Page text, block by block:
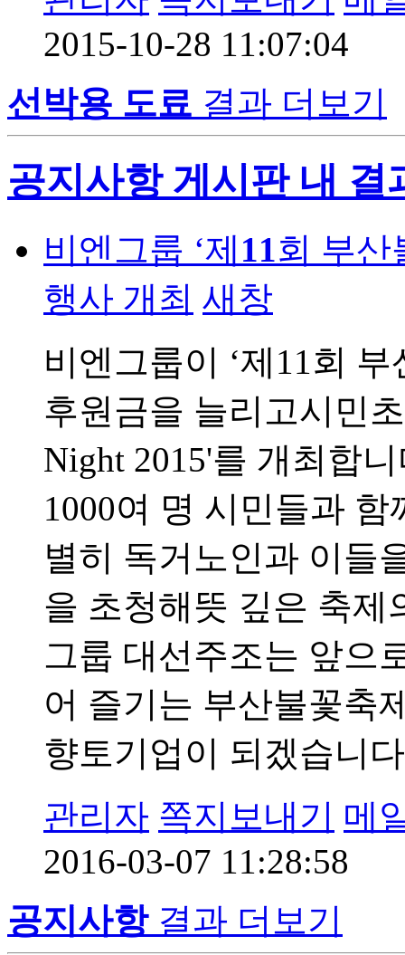
2015-10-28 11:07:04
선박용 도료 결과 더보기
공지사항 게시판 내 결
비엔그룹 ‘제11회 부산
행사 개최 새창
비엔그룹이 ‘제11회
후원금을 늘리고시민
Night 2015'를 개최합
1000여 명 시민들과
별히 독거노인과 이들
을 초청해뜻 깊은 축제
그룹 대선주조는 앞으
어 즐기는 부산불꽃축
향토기업이 되겠습니
관리자 쪽지보내기 메
2016-03-07 11:28:58
공지사항결과 더보기